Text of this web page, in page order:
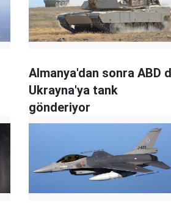
Almanya'dan sonra ABD
Ukrayna'ya tank
gönderiyor